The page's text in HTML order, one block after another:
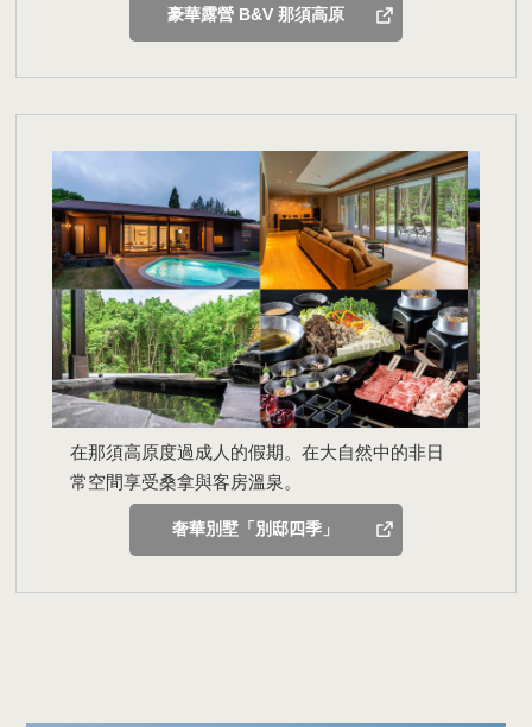
豪華露營 B&V 那須高原
在那須高原度過成人的假期。在大自然中的非日
常空間享受桑拿與客房溫泉。
奢華別墅「別邸四季」